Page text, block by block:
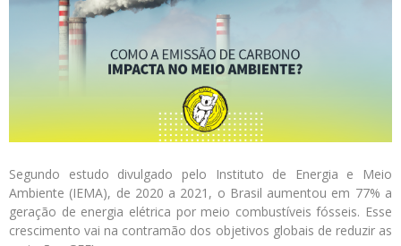
Segundo estudo divulgado pelo Instituto de Energia e Meio
Ambiente (IEMA), de 2020 a 2021, o Brasil aumentou em 77% a
geração de energia elétrica por meio combustíveis fósseis. Esse
crescimento vai na contramão dos objetivos globais de reduzir as
Atendimento
Blog
Denúncias
Relatório Transparência
Trabalhe Conosco